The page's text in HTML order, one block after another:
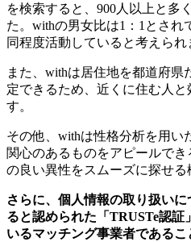
を検索すると、900人以上と多
た。withの男女比は1：1とされ
同程度活動していると考えられ
また、withは居住地を都道府県
定できるため、近くに住む人
す。
その他、withは性格分析を用い
関心のあるものをアピールで
の良い異性をスムーズに探せる
さらに、個人情報の取り扱い
ると認められた「TRUSTe認
いるマッチング事業者である